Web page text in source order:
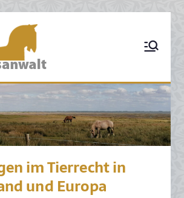
TIERRECHT
SANWALT:
Kanzlei für
Tierrecht
Tierhalterrecht,
Tierarztrecht,
Tierschutzrecht,
Grosstierrecht,
Hunderecht,
Nutztierrecht,
Tierzuchtrecht,
Ankaufsuntersuchun
g, Sachverständige,
Schadensrecht,
Versicherungsrecht
im Tierrecht in
und Europa